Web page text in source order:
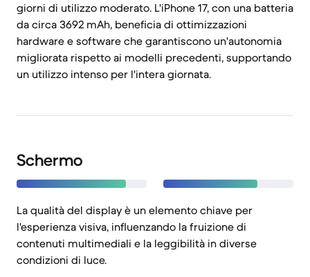
giorni di utilizzo moderato. L'iPhone 17, con una batteria
da circa 3692 mAh, beneficia di ottimizzazioni
hardware e software che garantiscono un'autonomia
migliorata rispetto ai modelli precedenti, supportando
un utilizzo intenso per l'intera giornata.
Schermo
La qualità del display è un elemento chiave per
l'esperienza visiva, influenzando la fruizione di
contenuti multimediali e la leggibilità in diverse
condizioni di luce.